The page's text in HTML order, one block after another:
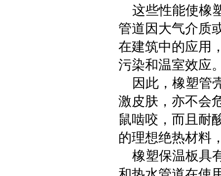
这些性能使橡
管道因大气介质
在建筑中的应用
污染和温室效应
因此，橡塑管
激皮肤，亦不会
鼠啮咬，而且耐
的理想绝热材料
橡塑保温板具